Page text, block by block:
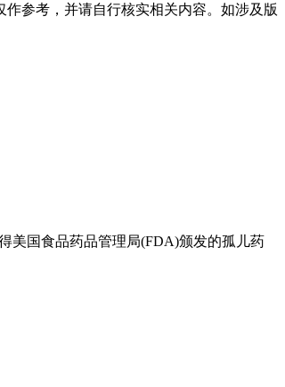
参考，并请自行核实相关内容。如涉及版
美国食品药品管理局(FDA)颁发的孤儿药